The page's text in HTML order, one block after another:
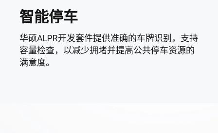
智能停车
华硕ALPR开发套件提供准确的车牌识别，支持
容量检查，以减少拥堵并提高公共停车资源的
满意度。